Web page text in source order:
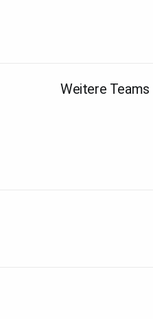
Weitere Teams